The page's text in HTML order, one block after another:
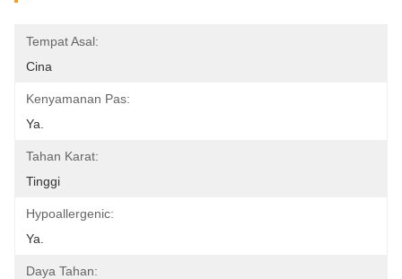
Tempat Asal:
Cina
Kenyamanan Pas:
Ya.
Tahan Karat:
Tinggi
Hypoallergenic:
Ya.
Daya Tahan: